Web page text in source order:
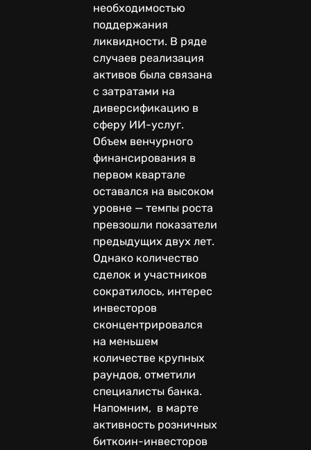
необходимостью
поддержания
ликвидности. В ряде
случаев реализация
активов была связана
с затратами на
диверсификацию в
сферу ИИ-услуг.
Объем венчурного
финансирования в
первом квартале
оставался на высоком
уровне — темпы роста
превзошли показатели
предыдущих двух лет.
Однако количество
сделок и участников
сократилось, интерес
инвесторов
сконцентрировался
на меньшем
количестве крупных
раундов, отметили
специалисты банка.
Напомним, в марте
активность розничных
биткоин-инвесторов